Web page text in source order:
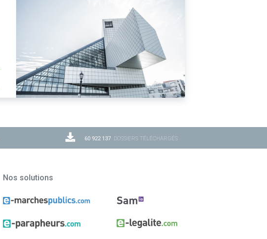
60 922 137 DOSSIERS TÉLÉCHARGÉS
Nos solutions